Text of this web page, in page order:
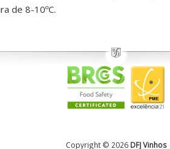
de 8-10ºC.
Copyright © 2026 DFJ Vinhos